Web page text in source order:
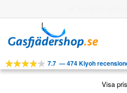
till
navigering
till
innehåll
VERKTYG7.7 —474 Kiyoh
Visa